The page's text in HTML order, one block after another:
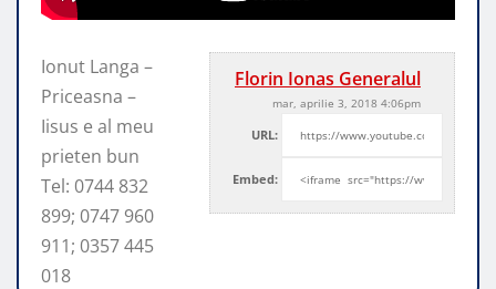
Florin Ionas Generalul
mar, aprilie 3, 2018 4:06pm
URL:
Embed:
Ionut Langa –
Priceasna –
Iisus e al meu
prieten bun
Tel: 0744 832
899; 0747 960
911; 0357 445
018